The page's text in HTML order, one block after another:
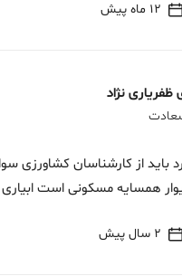
12 ماه پیش
نژاد
باید از کارشناسان کشاورزی
همسایه مسکونی است
2 سال پیش